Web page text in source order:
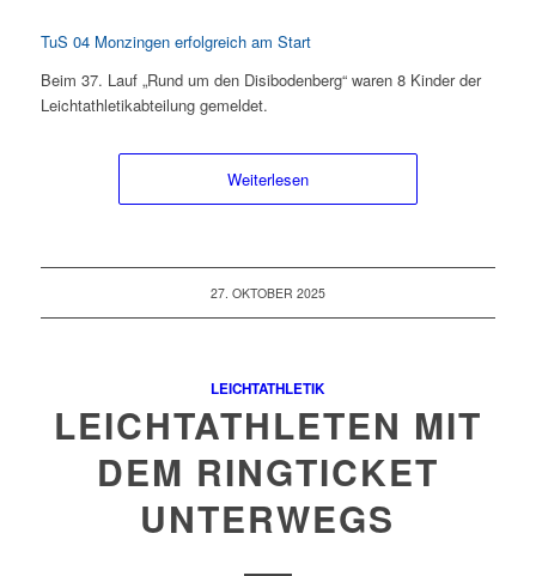
TuS 04 Monzingen erfolgreich am Start
Beim 37. Lauf „Rund um den Disibodenberg“ waren 8 Kinder der
Leichtathletikabteilung gemeldet.
Weiterlesen
27. OKTOBER 2025
LEICHTATHLETIK
LEICHTATHLETEN MIT
DEM RINGTICKET
UNTERWEGS